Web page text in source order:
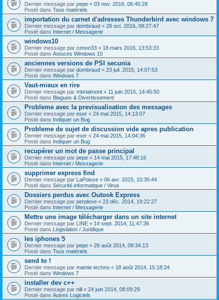
Dernier message par pepe « 03 nov. 2016, 06:45:28
Posté dans Tous matériels
importation du carnet d'adresses Thunderbird avec windows 7
Dernier message par dombraud « 28 oct. 2016, 08:27:47
Posté dans Internet / Messagerie
windows10
Dernier message par cenon33 « 18 mars 2016, 13:53:33
Posté dans Astuces Windows 10
anciennes versions de PSI secunia
Dernier message par dombraud « 23 juil. 2015, 14:07:53
Posté dans Windows 7
Vaut-mieux en rire
Dernier message par mbrialmont « 11 juin 2015, 14:45:50
Posté dans Blagues & Divertissement
Probleme avec la previsualisation des messages
Dernier message par eser « 24 mai 2015, 14:13:07
Posté dans Indiquer un Bug
Probleme de sujet de discussion vide apres publication
Dernier message par eser « 24 mai 2015, 14:04:36
Posté dans Indiquer un Bug
recupérer un mot de passe principal
Dernier message par pepe « 14 mai 2015, 17:48:16
Posté dans Internet / Messagerie
supprimer express find
Dernier message par LaPoisse « 06 avr. 2015, 10:35:44
Posté dans Sécurité informatique / Virus
Dossiers perdus avec Outook Express
Dernier message par perplexe « 23 déc. 2014, 19:22:27
Posté dans Internet / Messagerie
Mettre une image télécharger dans un site internet
Dernier message par LINE « 14 sept. 2014, 11:47:36
Posté dans Législation / Juridique
les iphones 5
Dernier message par pepe « 26 août 2014, 08:34:13
Posté dans Tous matériels
send to !
Dernier message par mamie techno « 18 août 2014, 15:18:24
Posté dans Windows 7
installer dev c++
Dernier message par nill « 24 juin 2014, 08:09:29
Posté dans Autres Logiciels